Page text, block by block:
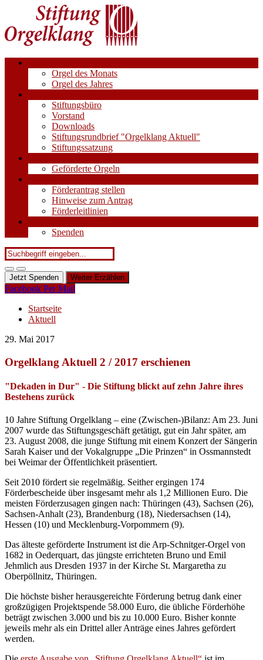
Orgel des Monats
Orgel des Jahres
Stiftungsbüro
Vorstand
Downloads
Stiftungsrundbrief "Orgelklang Aktuell"
Stiftungssatzung
Geförderte Orgeln
Förderantrag stellen
Hinweise zum Antrag
Förderleitlinien
Spenden
Jetzt Spenden Weiter Erzählen
Facebook Per Mail
Startseite
Aktuell
29. Mai 2017
Orgelklang Aktuell 2 / 2017 erschienen
"Dekaden in Dur" - Die Stiftung blickt auf zehn Jahre ihres
Bestehens zurück
10 Jahre Stiftung Orgelklang – eine (Zwischen-)Bilanz: Am 23. Juni
2007 wurde das Stiftungsgeschäft getätigt, gut ein Jahr später, am
23. August 2008, die junge Stiftung mit einem Konzert der Sängerin
Sarah Kaiser und der Vokalgruppe „Die Prinzen“ in Ossmannstedt
bei Weimar der Öffentlichkeit präsentiert.
Seit 2010 fördert sie regelmäßig. Seither ergingen 174
Förderbescheide über insgesamt mehr als 1,2 Millionen Euro. Die
meisten Förderzusagen gingen nach: Thüringen (43), Sachsen (26),
Sachsen-Anhalt (23), Brandenburg (18), Niedersachsen (14),
Hessen (10) und Mecklenburg-Vorpommern (9).
Das älteste geförderte Instrument ist die Arp-Schnitger-Orgel von
1682 in Oederquart, das jüngste errichteten Bruno und Emil
Jehmlich aus Dresden 1937 in der Kirche St. Margaretha zu
Oberpöllnitz, Thüringen.
Die höchste bisher herausgereichte Förderung betrug dank einer
großzügigen Projektspende 58.000 Euro, die übliche Förderhöhe
beträgt zwischen 3.000 und bis zu 10.000 Euro. Bisher konnte
jeweils mehr als ein Drittel aller Anträge eines Jahres gefördert
werden.